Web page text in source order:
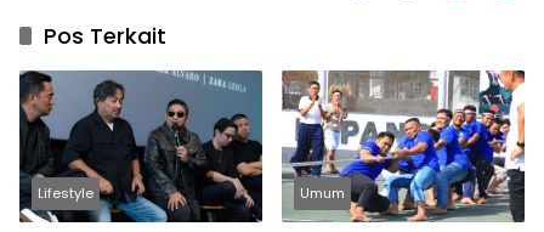
Pos Terkait
Lifestyle Umum